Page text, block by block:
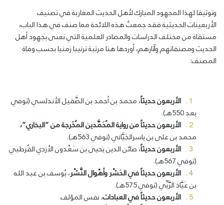
وتوثيقا لهذا المجهود المبارك لأهل الحديث المغاربة في تصنيف
الأربعينات الحديثية فقد جمعتُ هذه اللائحة مما صنف في هذا الباب،
مستقاة من مختلف الدراسات والمصادر العلمية التي تعنى بجهود أهل
الحديث ومصنفاتهم وآثارهم، أوردها هنا مرتبة ترتيبا زمنيا بحسب وفاة
المصنف:
الأربعون حديثاً، محمد بن أحمد بن الصَّقيل الأندلسي (توفي
بعد 550هـ).
الأربعون حديثاً من رواية المُحَمَّدين المُخَرجة من “البخاري”،
محمد بن على بن ياسرالجَيَّاني (توفي 563هـ).
الأربعون حديثاً، صائن الدين يحيى بن سَعْدون الأزدي القُرطبي
(توفي 567هـ).
الأربعون حديثاً في الحَشْر وأهْوال النَّشْر، يُوسف بن عبد الله
بن عَيَّاذ الرَّيِّي (توفي 575هـ).
الأربعون حديثاً في العبادات، نفس المؤلف.